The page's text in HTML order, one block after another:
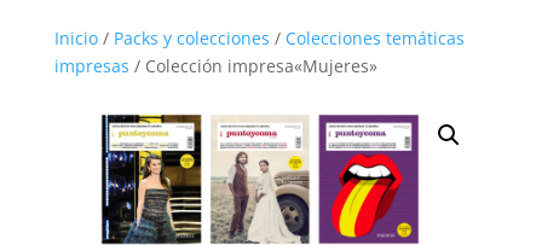
Inicio/ Packs y colecciones / Colecciones temáticas
impresas / Colección impresa«Mujeres»